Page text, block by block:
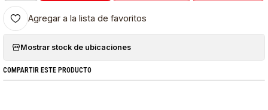
Agregar a la lista de favoritos
Mostrar stock de ubicaciones
COMPARTIR ESTE PRODUCTO